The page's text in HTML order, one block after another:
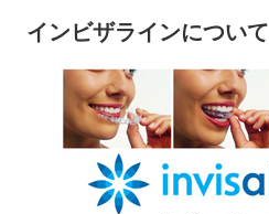
インビザラインについて